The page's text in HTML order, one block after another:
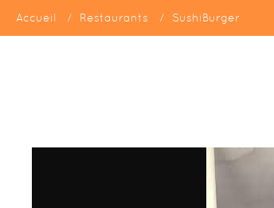
Accueil Restaurants SushiBurger